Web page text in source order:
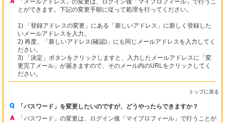
「メールアドレス」の変更は、ログイン後「マイプロフィール」で行うこ
とができます。下記の変更手順に従って処理を行ってください。
1) 「登録アドレスの変更」にある「新しいアドレス」に新しく登録した
いメールアドレスを入力。
2) 再度、「新しいアドレス(確認)」にも同じメールアドレスを入力してく
ださい。
3) 「決定」ボタンをクリックしますと、入力したメールアドレスに「変
更完了メール」が届きますので、そのメール内のURLをクリックしてく
ださい。
トップに戻る
「パスワード」を変更したいのですが、どうやったらできますか？
「パスワード」の変更は、ログイン後「マイプロフィール」で行うことが